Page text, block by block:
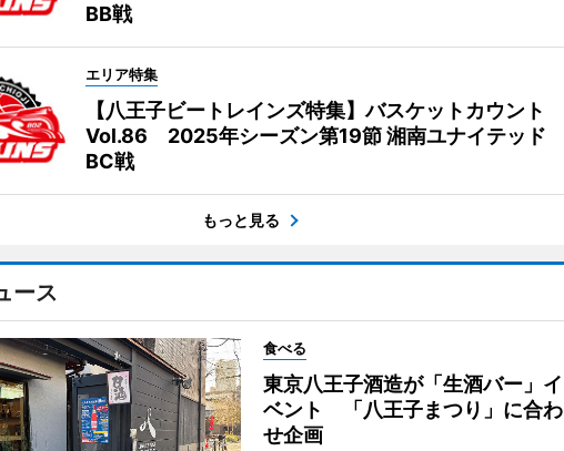
BB戦
エリア特集
【八王子ビートレインズ特集】バスケットカウント
Vol.86 2025年シーズン第19節 湘南ユナイテッド
BC戦
もっと見る
ース
食べる
東京八王子酒造が「生酒バー」イ
ベント 「八王子まつり」に合わ
せ企画